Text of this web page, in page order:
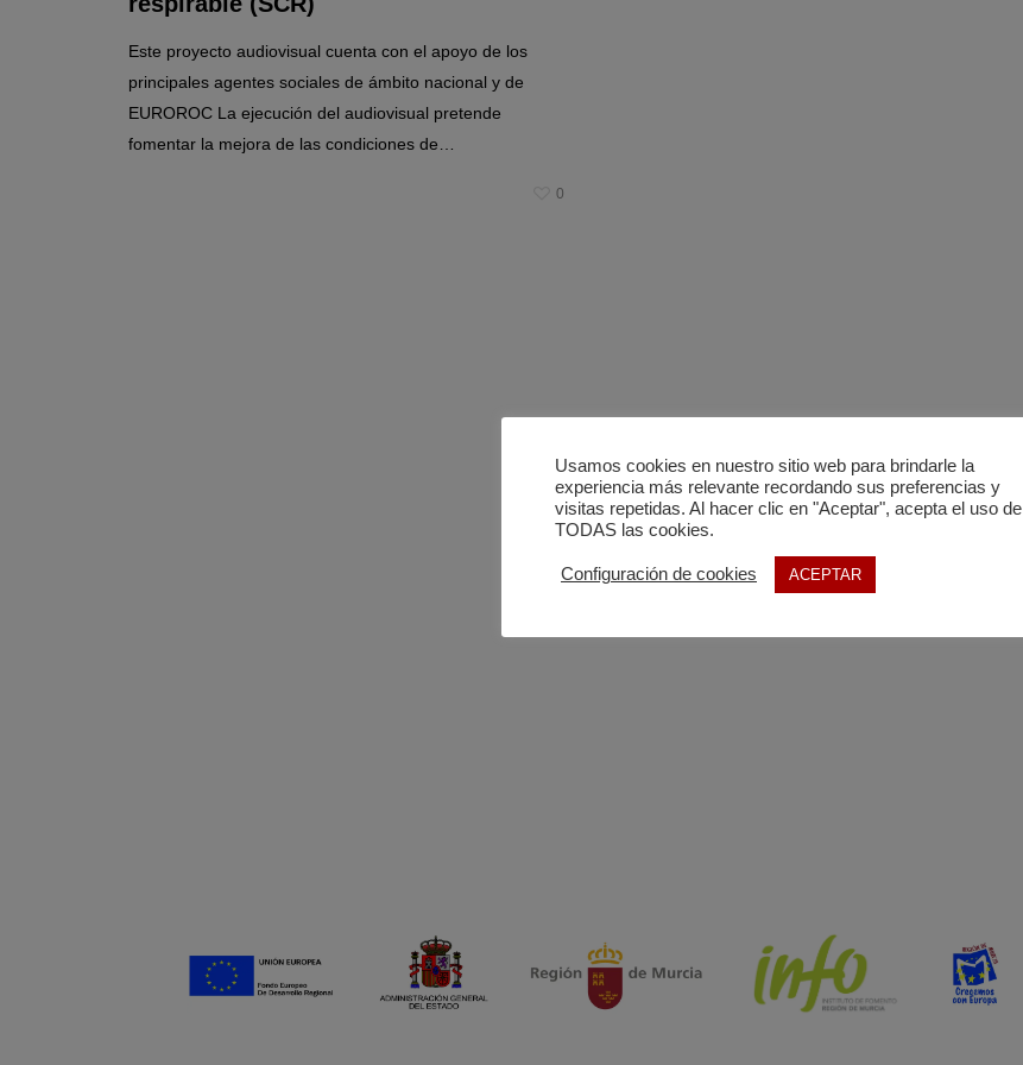
Este proyecto audiovisual cuenta con el apoyo de los
principales agentes sociales de ámbito nacional y de
EUROROC La ejecución del audiovisual pretende
fomentar la mejora de las condiciones de…
0
Usamos cookies en nuestro sitio web para brindarle la
experiencia más relevante recordando sus preferencias y
visitas repetidas. Al hacer clic en "Aceptar", acepta el uso de
TODAS las cookies.
Configuración de cookies ACEPTAR